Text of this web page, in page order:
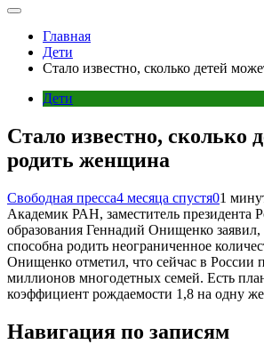
Главная
Дети
Стало известно, сколько детей
Дети
Стало известно, сколько
родить женщина
Свободная пресса4 месяца спустя01
Академик РАН, заместитель президента
образования Геннадий Онищенко
способна родить неограниченное
Онищенко отметил, что сейчас в России
миллионов многодетных семей. Есть
коэффициент рождаемости 1,8 на одну
Навигация по записям